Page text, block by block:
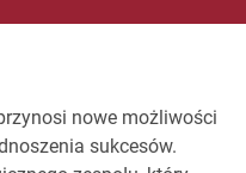
nowe możliwości
sukcesów.